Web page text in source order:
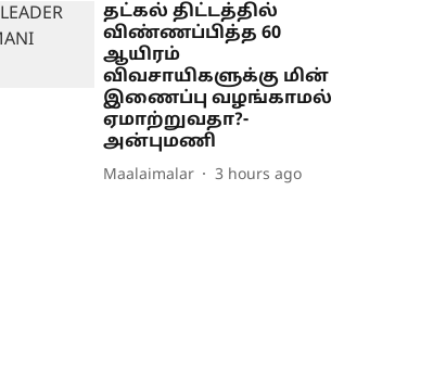
தட்கல் திட்டத்தில்
விண்ணப்பித்த 60
ஆயிரம்
விவசாயிகளுக்கு மின்
இணைப்பு வழங்காமல்
ஏமாற்றுவதா?-
அன்புமணி
Maalaimalar 3 hours ago